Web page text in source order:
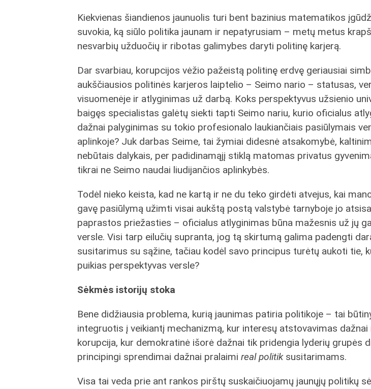
Kiekvienas šiandienos jaunuolis turi bent bazinius matematikos
suvokia, ką siūlo politika jaunam ir nepatyrusiam – metų metus
nesvarbių užduočių ir ribotas galimybes daryti politinę karjerą.
Dar svarbiau, korupcijos vėžio pažeistą politinę erdvę geriausiai
aukščiausios politinės karjeros laiptelio – Seimo nario – statusas,
visuomenėje ir atlyginimas už darbą. Koks perspektyvus užsienio
baigęs specialistas galėtų siekti tapti Seimo nariu, kurio oficialus
dažnai palyginimas su tokio profesionalo laukiančiais pasiūlymais
aplinkoje? Juk darbas Seime, tai žymiai didesnė atsakomybė,
nebūtais dalykais, per padidinamąjį stiklą matomas privatus
tikrai ne Seimo naudai liudijančios aplinkybės.
Todėl nieko keista, kad ne kartą ir ne du teko girdėti atvejus, kai
gavę pasiūlymą užimti visai aukštą postą valstybė tarnyboje jo
paprastos priežasties – oficialus atlyginimas būna mažesnis už jų
versle. Visi tarp eilučių supranta, jog tą skirtumą galima padengti
susitarimus su sąžine, tačiau kodėl savo principus turėtų aukoti tie,
puikias perspektyvas versle?
Sėkmės istorijų stoka
Bene didžiausia problema, kurią jaunimas patiria politikoje – tai
integruotis į veikiantį mechanizmą, kur interesų atstovavimas dažnai
korupcija, kur demokratinė išorė dažnai tik pridengia lyderių grupės
principingi sprendimai dažnai pralaimi real politiksusitarimams.
Visa tai veda prie ant rankos pirštų suskaičiuojamų jaunųjų politikų